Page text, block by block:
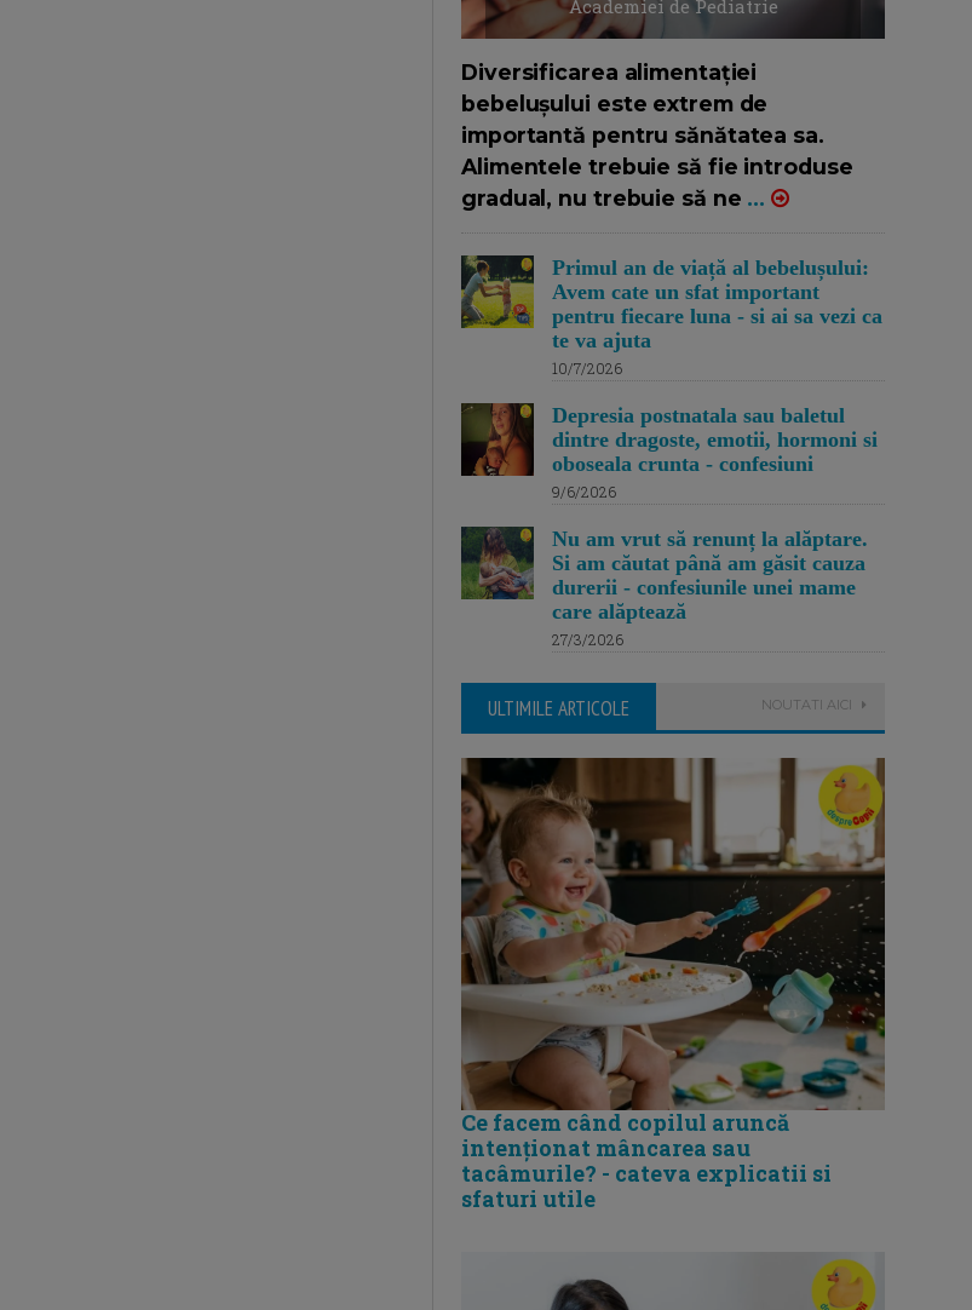
Academiei de Pediatrie
Diversificarea alimentației
bebelușului este extrem de
importantă pentru sănătatea sa.
Alimentele trebuie să fie introduse
gradual, nu trebuie să ne ...
Primul an de viață al bebelușului:
Avem cate un sfat important
pentru fiecare luna - si ai sa vezi ca
te va ajuta
10/7/2026
Depresia postnatala sau baletul
dintre dragoste, emotii, hormoni si
oboseala crunta - confesiuni
9/6/2026
Nu am vrut să renunț la alăptare.
Si am căutat până am găsit cauza
durerii - confesiunile unei mame
care alăptează
27/3/2026
ULTIMILE ARTICOLE NOUTATI AICI
Ce facem când copilul aruncă
intenționat mâncarea sau
tacâmurile? - cateva explicatii si
sfaturi utile